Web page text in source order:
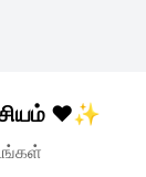
❤️✨